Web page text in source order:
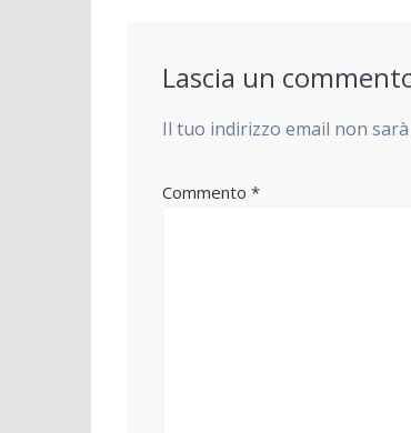
Lascia un
Il tuo indirizzo email non
Commento*